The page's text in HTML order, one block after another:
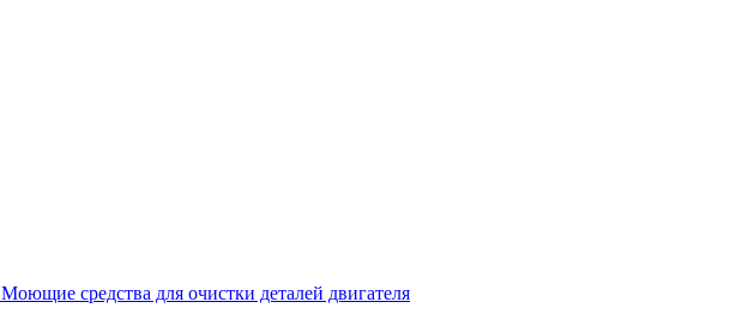
Моющие средства для очистки деталей двигателя